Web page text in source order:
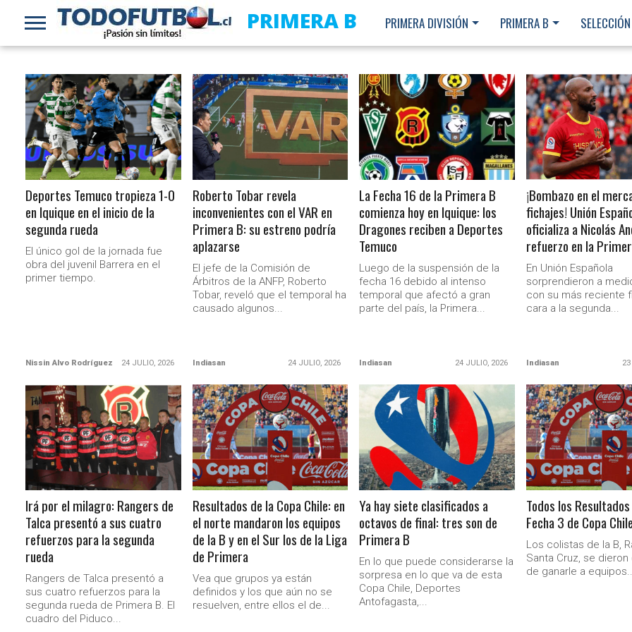
PRIMERA B PRIMERA DIVISIÓN PRIMERA B
LEER MÁS
Deportes Temuco tropieza 1-0
en Iquique en el inicio de la
segunda rueda
El único gol de la jornada fue
obra del juvenil Barrera en el
primer tiempo.
Nissin Alvo Rodríguez 24 JULIO, 2026
LEER MÁS
Roberto Tobar revela
inconvenientes con el VAR en
Primera B: su estreno podría
aplazarse
El jefe de la Comisión de
Árbitros de la ANFP, Roberto
Tobar, reveló que el temporal ha
causado algunos...
Indiasan 24 JULIO, 2026
LEER MÁS
La Fecha 16 de la Primera B
comienza hoy en Iquique: los
Dragones reciben a Deportes
Temuco
Luego de la suspensión de la
fecha 16 debido al intenso
temporal que afectó a gran
parte del país, la Primera...
Indiasan 24 JULIO, 2026
LEER MÁS
¡Bombazo en el
fichajes! Unión
oficializa a Nicolás
refuerzo en la
En Unión Española
sorprendieron a
con su más reciente
cara a la segunda...
Indiasan
LEER MÁS
Irá por el milagro: Rangers de
Talca presentó a sus cuatro
refuerzos para la segunda
rueda
Rangers de Talca presentó a
sus cuatro refuerzos para la
segunda rueda de Primera B. El
cuadro del Piduco...
LEER MÁS
Resultados de la Copa Chile: en
el norte mandaron los equipos
de la B y en el Sur los de la Liga
de Primera
Vea que grupos ya están
definidos y los que aún no se
resuelven, entre ellos el de...
LEER MÁS
Ya hay siete clasificados a
octavos de final: tres son de
Primera B
En lo que puede considerarse la
sorpresa en lo que va de esta
Copa Chile, Deportes
Antofagasta,...
LEER MÁS
Todos los
Fecha 3 de Copa Chile
Los colistas de la B,
Santa Cruz, se
de ganarle a
Ministerio Secretaría
Ministerio Secretaría